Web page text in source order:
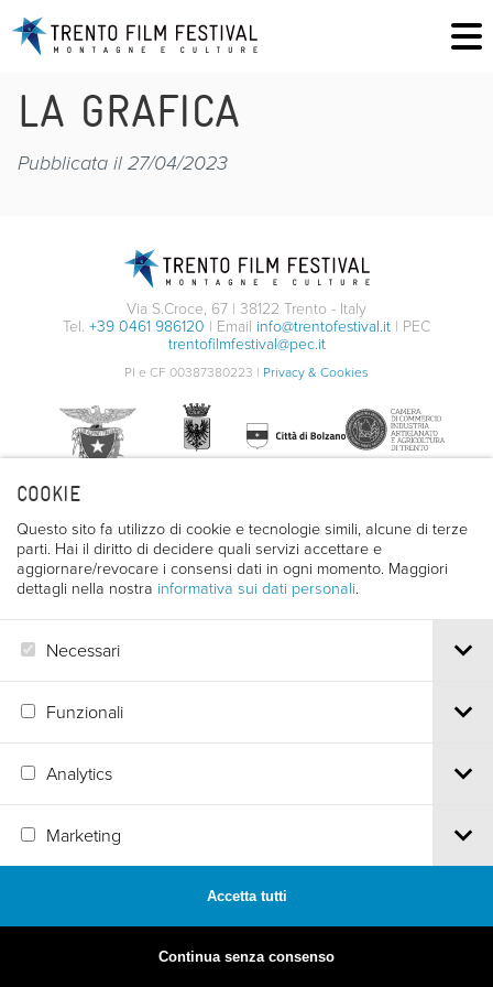
COOKIE
Questo sito fa utilizzo di cookie e tecnologie simili, alcune di terze
parti. Hai il diritto di decidere quali servizi accettare e
aggiornare/revocare i consensi dati in ogni momento. Maggiori
dettagli nella nostra informativa sui dati personali.
Necessari
Funzionali
Analytics
Marketing
Accetta tutti
Continua senza consenso
LA GRAFICA
Pubblicata il 27/04/2023
Via S.Croce, 67 | 38122 Trento - Italy
Tel. +39 0461 986120 | Email info@trentofestival.it | PEC
trentofilmfestival@pec.it
PI e CF 00387380223 | Privacy & Cookies